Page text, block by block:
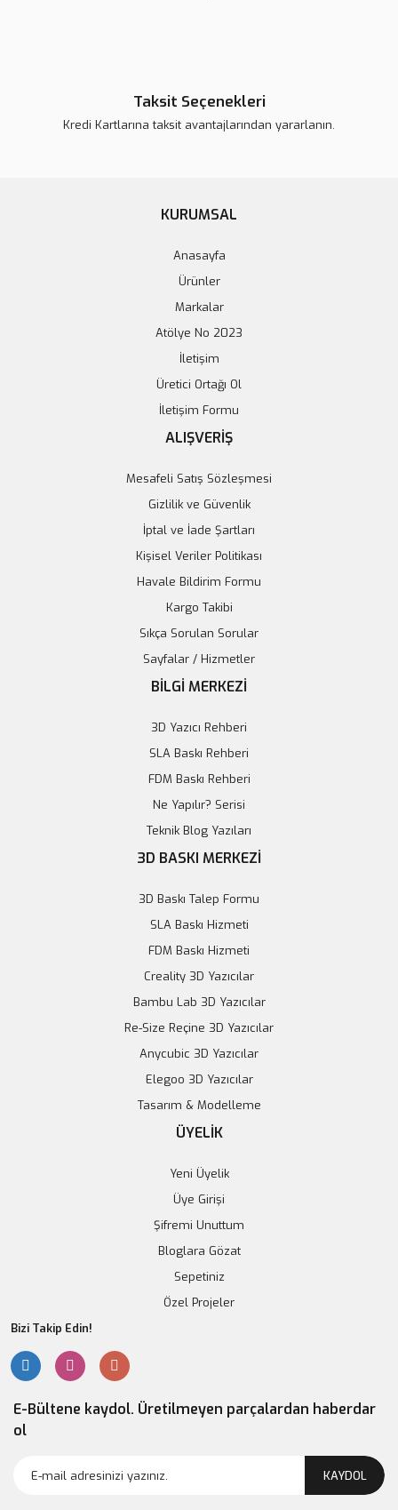
Arduino Mega 2560 R3 Klon (USB Kablo Dahil)
942,65 TL
671,28 TL
Taksit Seçenekleri
Kredi Kartlarına taksit avantajlarından yararlanın.
KURUMSAL
Anasayfa
Ürünler
Markalar
Atölye No 2023
İletişim
Üretici Ortağı Ol
İletişim Formu
ALIŞVERİŞ
Mesafeli Satış Sözleşmesi
Gizlilik ve Güvenlik
İptal ve İade Şartları
Kişisel Veriler Politikası
Havale Bildirim Formu
Kargo Takibi
Sıkça Sorulan Sorular
Sayfalar / Hizmetler
BİLGİ MERKEZİ
3D Yazıcı Rehberi
SLA Baskı Rehberi
FDM Baskı Rehberi
Ne Yapılır? Serisi
Teknik Blog Yazıları
3D BASKI MERKEZİ
3D Baskı Talep Formu
SLA Baskı Hizmeti
FDM Baskı Hizmeti
Creality 3D Yazıcılar
Bambu Lab 3D Yazıcılar
Re-Size Reçine 3D Yazıcılar
Anycubic 3D Yazıcılar
Elegoo 3D Yazıcılar
Tasarım & Modelleme
ÜYELİK
Yeni Üyelik
Üye Girişi
Şifremi Unuttum
Bloglara Gözat
Sepetiniz
Özel Projeler
Bizi Takip Edin!
E-Bültene kaydol. Üretilmeyen parçalardan haberdar
ol
KAYDOL